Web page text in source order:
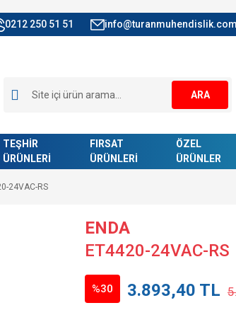
0212 250 51 51
ARA
TEŞHİR
ÜRÜNLERİ
FIRSAT
ÜRÜNLERİ
ÖZEL
ÜRÜNLER
24VAC-RS
ENDA
ET4420-24VAC-RS
%30 3.893,40 TL